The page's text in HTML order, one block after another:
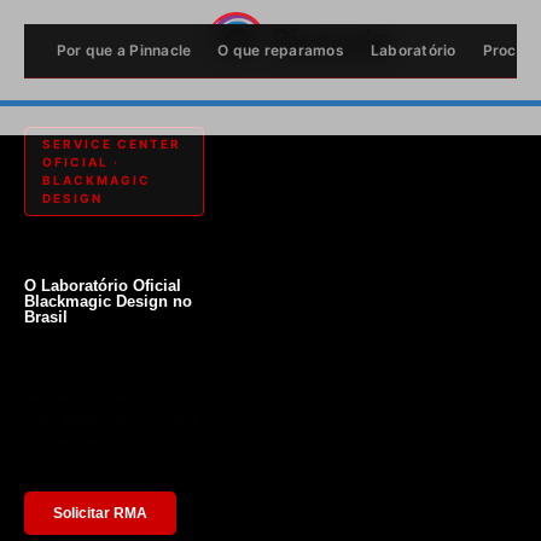
Por que a Pinnacle O que reparamos Laboratório
SERVICE CENTER
OFICIAL ·
BLACKMAGIC
DESIGN
O Laboratório Oficial
Blackmagic Design no
Brasil
Solicitar RMA